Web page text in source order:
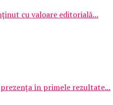
cu valoare editorială...
în primele rezultate...